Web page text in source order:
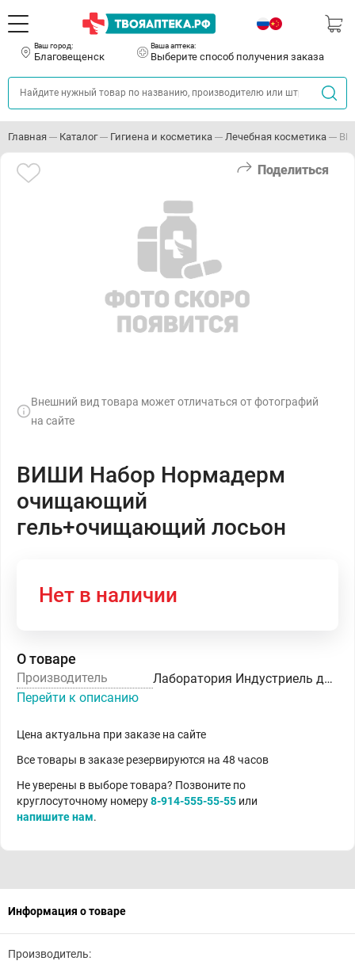
Ваш город:
Благовещенск
Ваша аптека:
Выберите способ получения заказа
Главная Каталог Гигиена и косметика Лечебная косметика
Поделиться
Внешний вид товара может отличаться от фотографий
на сайте
ВИШИ Набор Нормадерм
очищающий
гель+очищающий лосьон
Нет в наличии
О товаре
Производитель
Лаборатория Индустриель де Виши
Перейти к описанию
Цена актуальна при заказе на сайте
Все товары в заказе резервируются на 48 часов
Не уверены в выборе товара? Позвоните по
круглосуточному номеру8-914-555-55-55 или
напишите нам.
Информация о товаре
Производитель: